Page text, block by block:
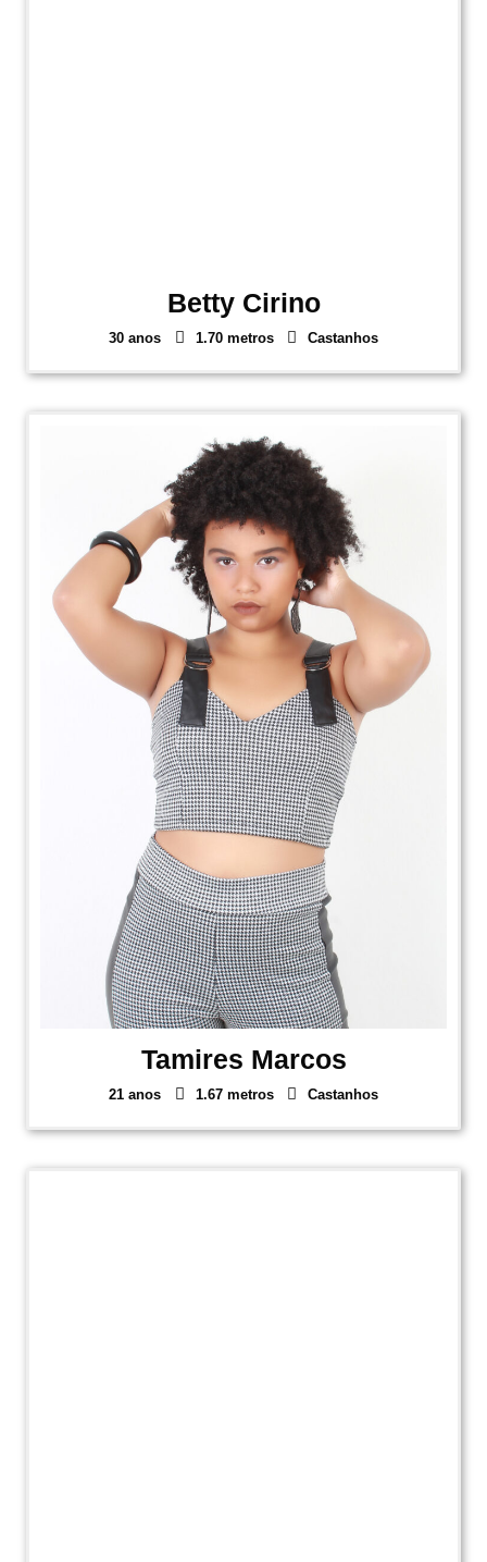
Betty Cirino
30 anos 1.70 metros Castanhos
Tamires Marcos
21 anos 1.67 metros Castanhos